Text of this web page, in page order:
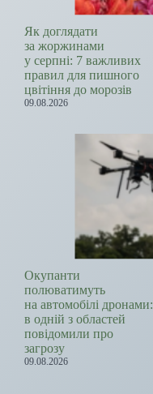
Як доглядати
за жоржинами
у серпні: 7 важливих
правил для пишного
цвітіння до морозів
09.08.2026
Окупанти
полюватимуть
на автомобілі дронами:
в одній з областей
повідомили про
загрозу
09.08.2026